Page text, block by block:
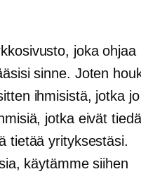
joka ohjaa
sinne. Joten
ihmisistä, jotka
jotka eivät tiedä
tietää yrityksestäsi.
käytämme siihen